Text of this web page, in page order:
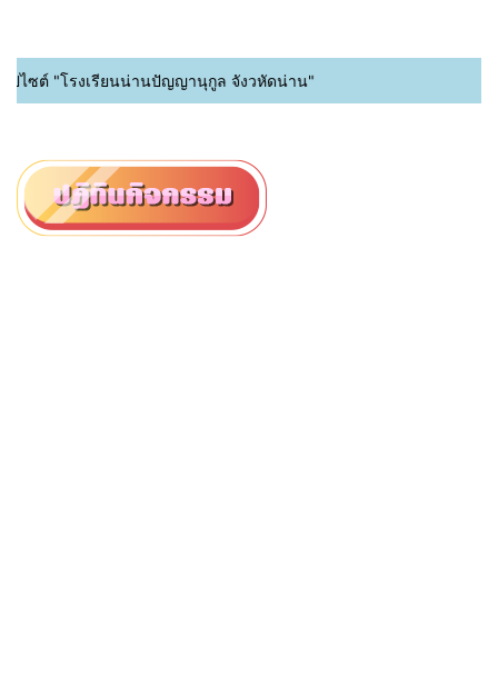
ซต์ "โรงเรียนน่านปัญญานุกูล จังวหัดน่าน"